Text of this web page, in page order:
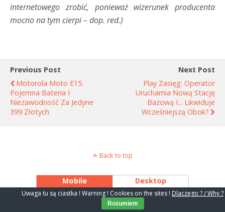
internetowego zrobić, ponieważ wizerunek producenta
mocno na tym cierpi – dop. red.)
Previous Post
Motorola Moto E15.
Pojemna Bateria I
Niezawodność Za Jedyne
399 Złotych
Next Post
Play Zasięg: Operator
Uruchamia Nową Stację
Bazową I... Likwiduje
Wcześniejszą Obok?
Back to top
Mobile Desktop
Uwaga tu są ciastka ! Warning ! Cookies on the sites ! Dlaczego ? / Why ?
Rozumiem